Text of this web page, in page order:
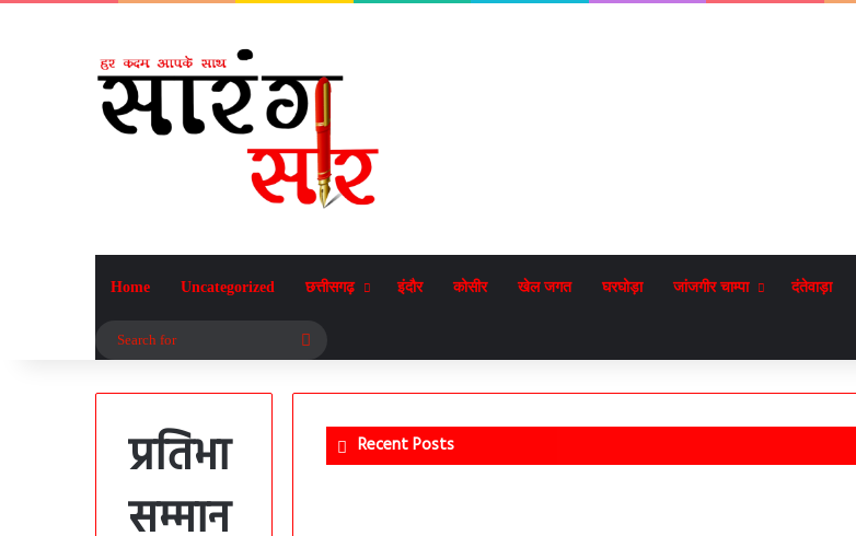
Home Uncategorized छत्तीसगढ़ इंदौर कोसीर खेल जगत घरघोड़ा जांजगीर चाम्पा दंतेवाड़ा
Search
प्रतिभा
सम्मान
Recent Posts